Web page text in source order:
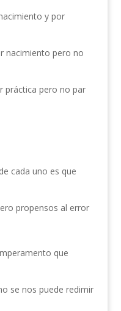
y por
nacimiento pero no
práctica pero no par
cada uno es que
propensos al error
que
se nos puede redimir